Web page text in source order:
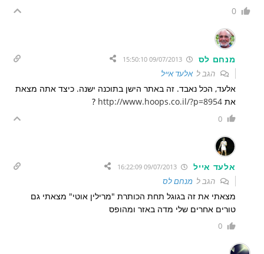
0
מנחם לס 09/07/2013 15:50:10
הגב לאלעד אייל
אלעד, הכל נאבד. זה באתר הישן בתוכנה ישנה. כיצד אתה מצאת
אתhttp://www.hoops.co.il/?p=8954
?
0
אלעד אייל
הגב למנחם לס
מצאתי את זה בגוגל תחת הכותרת "מרילין אוטי" מצאתי גם
טורים אחרים שלי מדה באזר ומהופס
0